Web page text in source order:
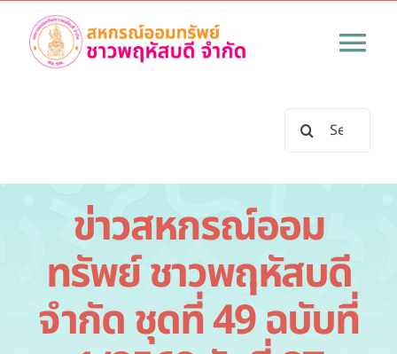
content
ข่าวสารทั้งหมด
บริการสหกรณ์
ระเบียบข้อบังคับสหกรณ์
for:
ข่าวสหกรณ์ออม
ทรัพย์ ชาวพฤหัสบดี
จำกัด ชุดที่ 49 ฉบับที่